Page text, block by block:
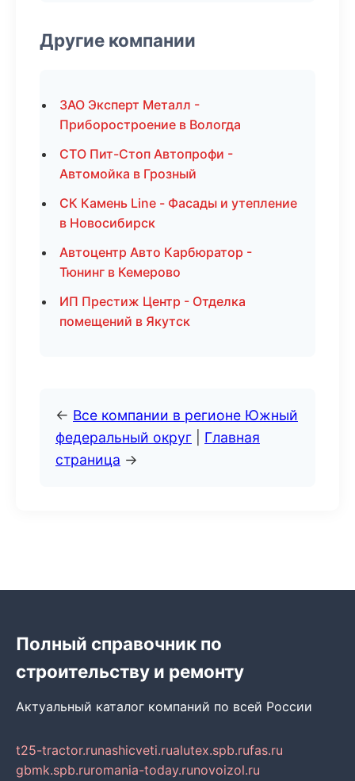
Другие компании
ЗАО Эксперт Металл -
Приборостроение в Вологда
СТО Пит-Стоп Автопрофи -
Автомойка в Грозный
СК Камень Line - Фасады и утепление
в Новосибирск
Автоцентр Авто Карбюратор -
Тюнинг в Кемерово
ИП Престиж Центр - Отделка
помещений в Якутск
← Все компании в регионе Южный
федеральный округ
Главная
страница →
Полный справочник по
строительству и ремонту
Актуальный каталог компаний по всей России
t25-tractor.runashicveti.rualutex.spb.rufas.ru
gbmk.spb.ruromania-today.runovoizol.ru